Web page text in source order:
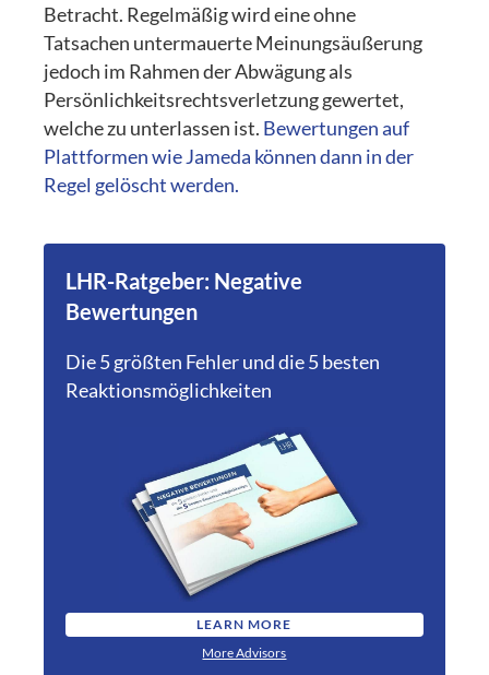
Betracht. Regelmäßig wird eine ohne
Tatsachen untermauerte Meinungsäußerung
jedoch im Rahmen der Abwägung als
Persönlichkeitsrechtsverletzung gewertet,
welche zu unterlassen ist. Bewertungen auf
Plattformen wie Jameda können dann in der
Regel gelöscht werden.
LHR-Ratgeber: Negative
Bewertungen
Die 5 größten Fehler und die 5 besten
Reaktionsmöglichkeiten
LEARN MORE
More Advisors